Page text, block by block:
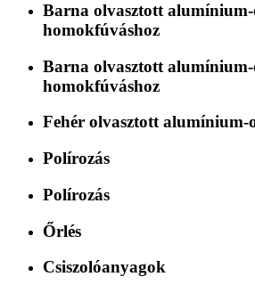
Barna olvasztott
homokfúváshoz
Barna olvasztott
homokfúváshoz
Fehér olvasztott
Polírozás
Polírozás
Őrlés
Csiszolóanyagok